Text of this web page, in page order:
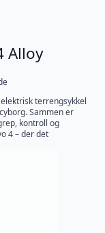
Alloy
terrengsykkel
Sammen er
kontroll og
4 – der det